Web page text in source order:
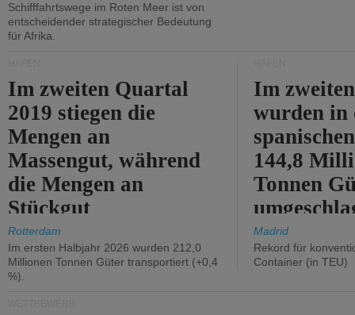
Schifffahrtswege im Roten Meer ist von
entscheidender strategischer Bedeutung
für Afrika.
Im zweiten Quartal
2019 stiegen die
Mengen an
Massengut, während
die Mengen an
Stückgut
zurückgingen.
Rotterdam
Im ersten Halbjahr 2026 wurden 212,0
Millionen Tonnen Güter transportiert (+0,4
%).
Im
wurden in
144,8
Tonnen
%).
Madrid
Rekord für
Container (in TEU)